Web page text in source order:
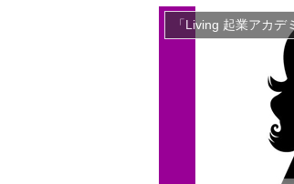
「Living 起業アカ